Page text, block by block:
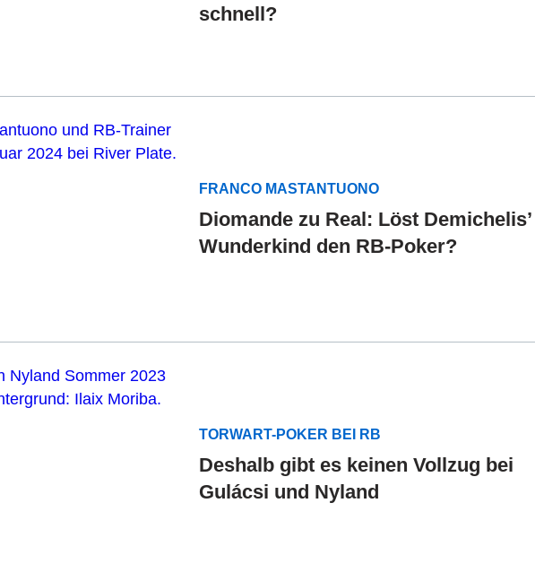
schnell?
FRANCO MASTANTUONO
Diomande zu Real: Löst Demichelis’
Wunderkind den RB-Poker?
TORWART-POKER BEI RB
Deshalb gibt es keinen Vollzug bei
Gulácsi und Nyland